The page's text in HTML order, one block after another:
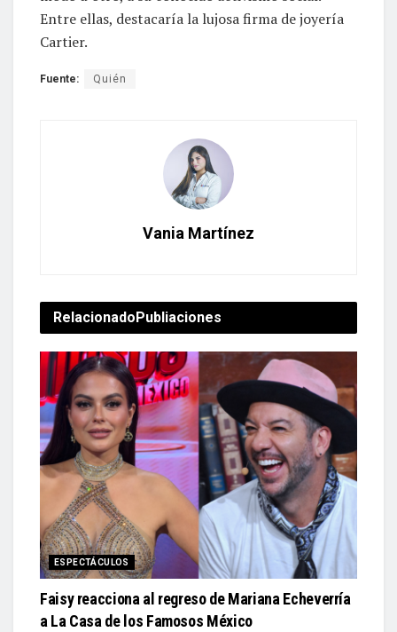
Entre ellas, destacaría la lujosa firma de joyería
Cartier.
Fuente: Quién
Vania Martínez
Relacionado Publiaciones
ESPECTÁCULOS
Faisy reacciona al regreso de Mariana Echeverría
a La Casa de los Famosos México